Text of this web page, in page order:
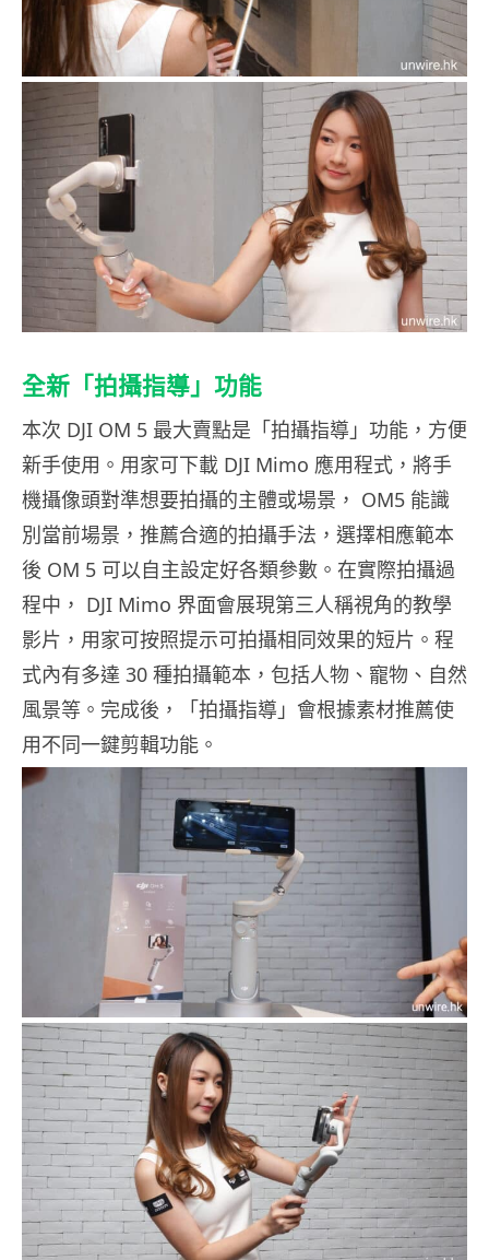
全新「拍攝指導」功能
本次 DJI OM 5 最大賣點是「拍攝指導」功能，方便
新手使用。用家可下載 DJI Mimo 應用程式，將手
機攝像頭對準想要拍攝的主體或場景， OM5 能識
別當前場景，推薦合適的拍攝手法，選擇相應範本
後 OM 5 可以自主設定好各類參數。在實際拍攝過
程中， DJI Mimo 界面會展現第三人稱視角的教學
影片，用家可按照提示可拍攝相同效果的短片。程
式內有多達 30 種拍攝範本，包括人物、寵物、自然
風景等。完成後，「拍攝指導」會根據素材推薦使
用不同一鍵剪輯功能。